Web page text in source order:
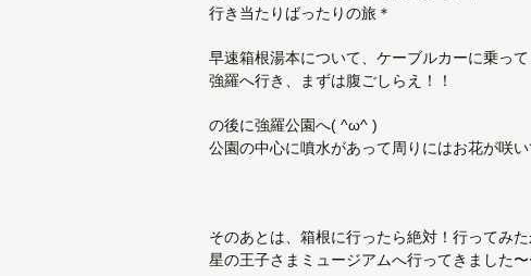
行き当たりばったりの旅＊
早速箱根湯本について、ケーブルカーに乗って
強羅へ行き、まずは腹ごしらえ！！
の後に強羅公園へ( ^ω^ )
公園の中心に噴水があって周りにはお花が咲
そのあとは、箱根に行ったら絶対！行ってみ
星の王子さまミュージアムへ行ってきました〜